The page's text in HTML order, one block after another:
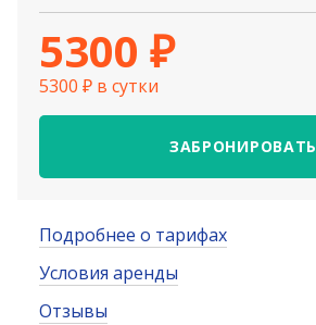
5300 ₽
5300 ₽ в сутки
ЗАБРОНИРОВАТЬ
Подробнее о тарифах
Условия аренды
Отзывы